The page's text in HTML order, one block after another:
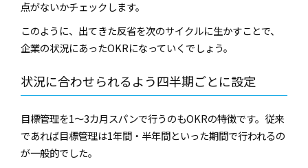
点がないかチェックします。
このように、出てきた反省を次のサイクルに生かすことで、
企業の状況にあったOKRになっていくでしょう。
状況に合わせられるよう四半期ごとに設定
目標管理を1～3カ月スパンで行うのもOKRの特徴です。従来
であれば目標管理は1年間・半年間といった期間で行われるの
が一般的でした。